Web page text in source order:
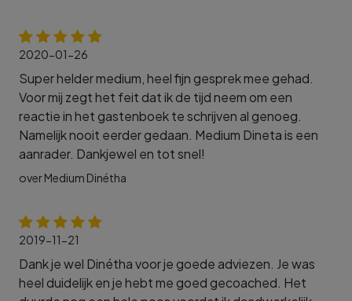
2020-01-26
Super helder medium, heel fijn gesprek mee gehad.
Voor mij zegt het feit dat ik de tijd neem om een
reactie in het gastenboek te schrijven al genoeg.
Namelijk nooit eerder gedaan. Medium Dineta is een
aanrader. Dankjewel en tot snel!
over Medium Dinétha
2019-11-21
Dank je wel Dinétha voor je goede adviezen. Je was
heel duidelijk en je hebt me goed gecoached. Het